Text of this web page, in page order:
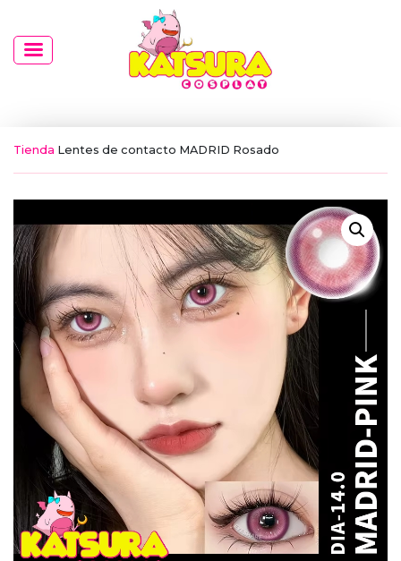
Tienda Lentes de contacto MADRID Rosado